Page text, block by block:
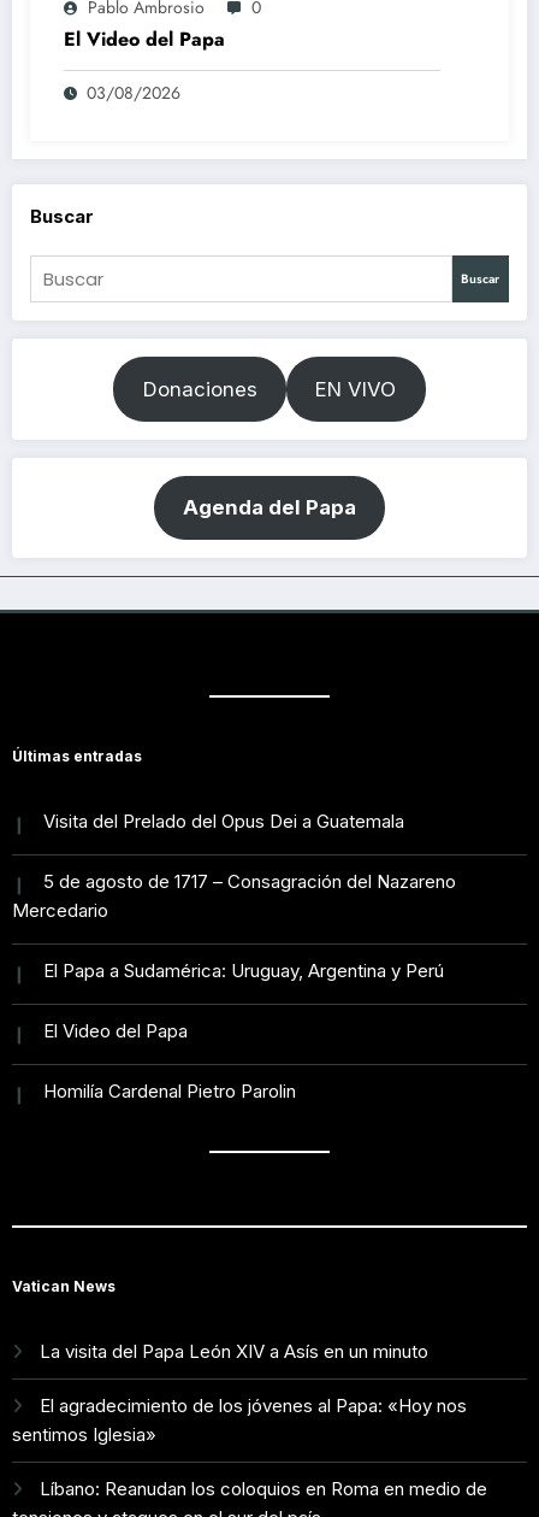
Pablo Ambrosio 0
El Video del Papa
03/08/2026
Buscar
Buscar
Donaciones EN VIVO
Agenda del Papa
Últimas entradas
Visita del Prelado del Opus Dei a Guatemala
5 de agosto de 1717 – Consagración del Nazareno
Mercedario
El Papa a Sudamérica: Uruguay, Argentina y Perú
El Video del Papa
Homilía Cardenal Pietro Parolin
Vatican News
La visita del Papa León XIV a Asís en un minuto
El agradecimiento de los jóvenes al Papa: «Hoy nos
sentimos Iglesia»
Líbano: Reanudan los coloquios en Roma en medio de